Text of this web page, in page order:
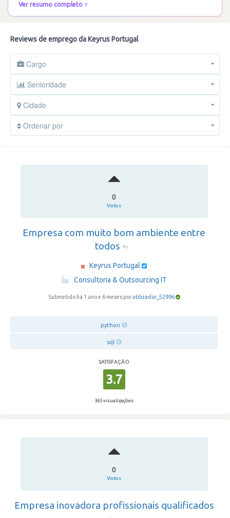
Ver resumo completo
Reviews de emprego da Keyrus Portugal
Cargo
Senioridade
Cidade
Ordenar por
0
Votos
Empresa com muito bom ambiente entre
todos
Keyrus Portugal
·
Consultoria & Outsourcing IT
Submetido há 1 ano e 6 meses por utilizador_52996
python
sql
SATISFAÇÃO
3.7
365 visualizações
0
Votos
Empresa inovadora profissionais qualificados